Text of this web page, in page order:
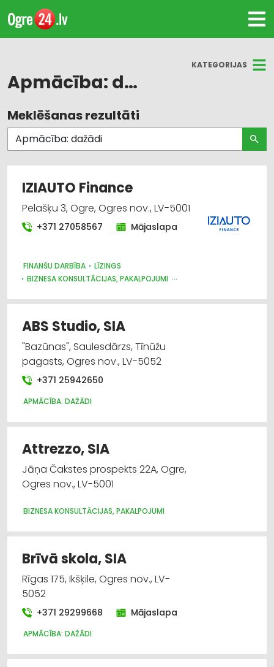
KATEGORIJAS
Apmācība: dažādi
Visas nozares
Biznesa konsultācijas, pakalpojumi
Juridiskie pakalpojumi
Darba aizsardzības konsultācijas, darba drošība
Ugunsdzēsības un ugunsaizsardzības līdzekļi
Grāmatvedības pakalpojumi
Līzings
Apmācība: valodu
Lombardi, ieķīlāšana
Meklēšanas rezultāti
IZIAUTO Finance
Pelašķu 3, Ogre, Ogres nov., LV-5001
+371 27058567 Mājaslapa
FINANŠU DARBĪBA
LĪZINGS
BIZNESA KONSULTĀCIJAS, PAKALPOJUMI
ABS Studio, SIA
"Bazūnas", Saulesdārzs, Tīnūžu
pagasts, Ogres nov., LV-5052
+371 25942650
APMĀCĪBA: DAŽĀDI
Attrezzo, SIA
Jāņa Čakstes prospekts 22A, Ogre,
Ogres nov., LV-5001
BIZNESA KONSULTĀCIJAS, PAKALPOJUMI
Brīvā skola, SIA
Rīgas 175, Ikšķile, Ogres nov., LV-
5052
+371 29299668 Mājaslapa
APMĀCĪBA: DAŽĀDI